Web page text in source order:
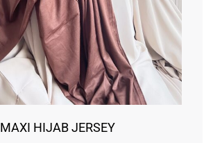
MAXI HIJAB JERSEY